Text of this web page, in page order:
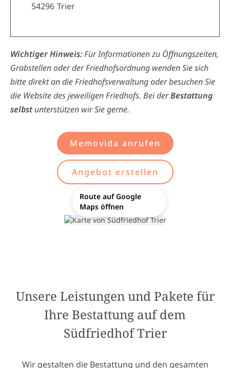
54296 Trier
Wichtiger Hinweis:Für Informationen zu Öffnungszeiten,
Grabstellen oder der Friedhofsordnung wenden Sie sich
bitte direkt an die Friedhofsverwaltung oder besuchen Sie
die Website des jeweiligen Friedhofs. Bei derBestattung
selbstunterstützen wir Sie gerne.
Memovida anrufen
Angebot erstellen
Route auf Google
Maps öffnen
Unsere Leistungen und Pakete für
Ihre Bestattung auf dem
Südfriedhof Trier
Wir gestalten die Bestattung und den gesamten